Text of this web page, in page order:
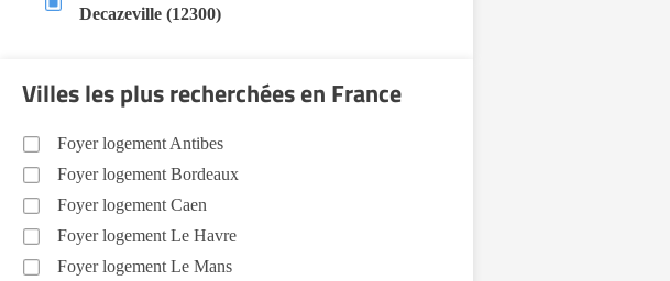
Decazeville (12300)
Villes les plus recherchées en France
Foyer logement Antibes
Foyer logement Bordeaux
Foyer logement Caen
Foyer logement Le Havre
Foyer logement Le Mans